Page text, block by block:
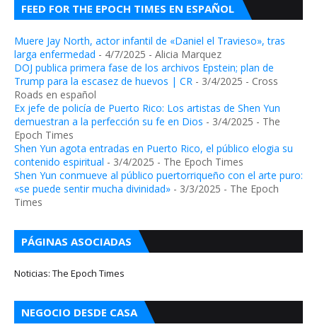
FEED FOR THE EPOCH TIMES EN ESPAÑOL
Muere Jay North, actor infantil de «Daniel el Travieso», tras
larga enfermedad - 4/7/2025 - Alicia Marquez
DOJ publica primera fase de los archivos Epstein; plan de
Trump para la escasez de huevos | CR - 3/4/2025 - Cross
Roads en español
Ex jefe de policía de Puerto Rico: Los artistas de Shen Yun
demuestran a la perfección su fe en Dios - 3/4/2025 - The
Epoch Times
Shen Yun agota entradas en Puerto Rico, el público elogia su
contenido espiritual - 3/4/2025 - The Epoch Times
Shen Yun conmueve al público puertorriqueño con el arte puro:
«se puede sentir mucha divinidad» - 3/3/2025 - The Epoch
Times
PÁGINAS ASOCIADAS
Noticias: The Epoch Times
NEGOCIO DESDE CASA